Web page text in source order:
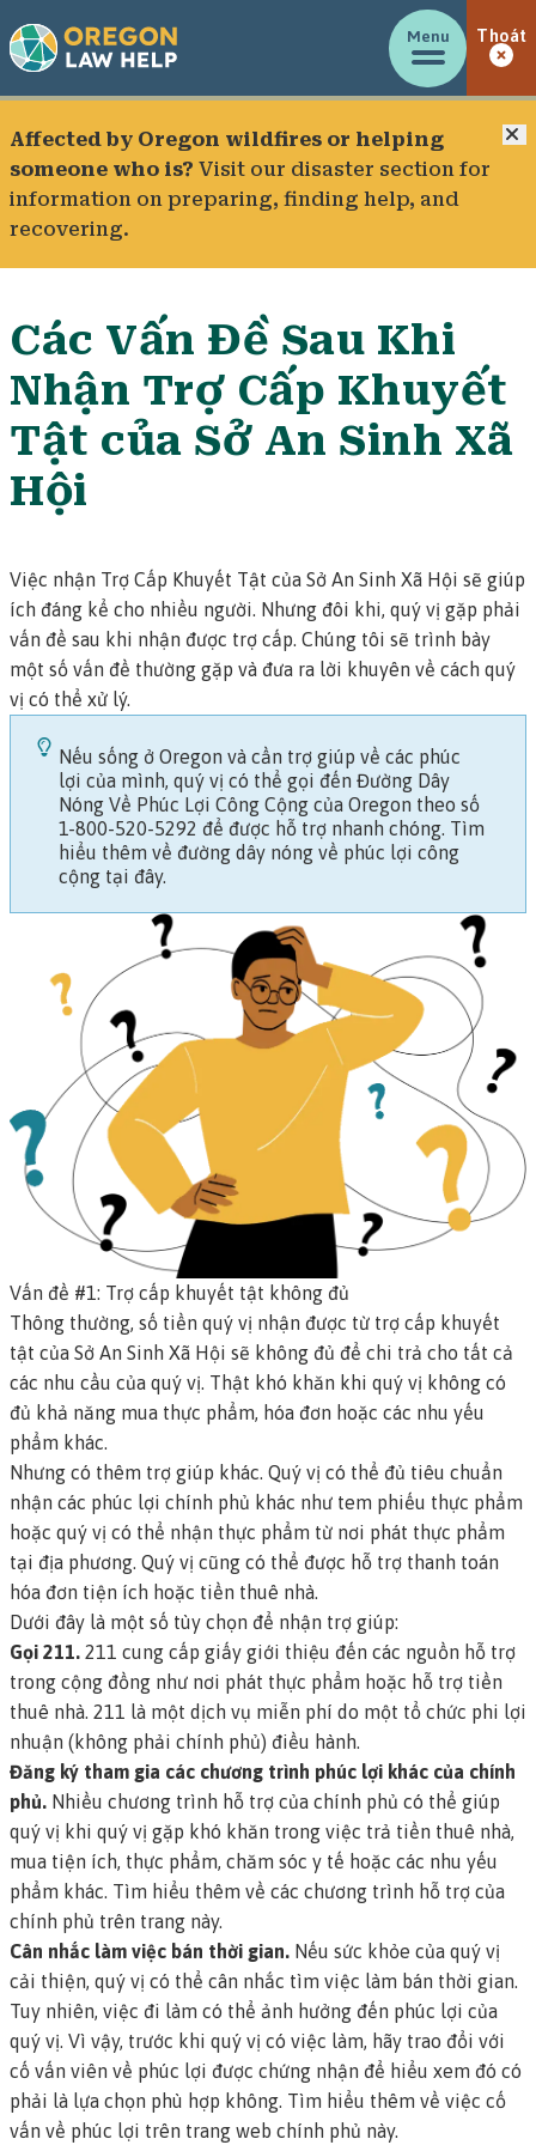
Menu Thoát
Affected by Oregon wildfires or helping
someone who is? Visit our disaster section for
information on preparing, finding help, and
recovering.
Các Vấn Đề Sau Khi
Nhận Trợ Cấp Khuyết
Tật của Sở An Sinh Xã
Hội
Việc nhận Trợ Cấp Khuyết Tật của Sở An Sinh Xã Hội sẽ giúp
ích đáng kể cho nhiều người. Nhưng đôi khi, quý vị gặp phải
vấn đề sau khi nhận được trợ cấp. Chúng tôi sẽ trình bày
một số vấn đề thường gặp và đưa ra lời khuyên về cách quý
vị có thể xử lý.
Nếu sống ở Oregon và cần trợ giúp về các phúc
lợi của mình, quý vị có thể gọi đến Đường Dây
Nóng Về Phúc Lợi Công Cộng của Oregon theo số
1-800-520-5292 để được hỗ trợ nhanh chóng. Tìm
hiểu thêm về đường dây nóng về phúc lợi công
cộng tại đây.
Vấn đề #1: Trợ cấp khuyết tật không đủ
Thông thường, số tiền quý vị nhận được từ trợ cấp khuyết
tật của Sở An Sinh Xã Hội sẽ không đủ để chi trả cho tất cả
các nhu cầu của quý vị. Thật khó khăn khi quý vị không có
đủ khả năng mua thực phẩm, hóa đơn hoặc các nhu yếu
phẩm khác.
Nhưng có thêm trợ giúp khác. Quý vị có thể đủ tiêu chuẩn
nhận các phúc lợi chính phủ khác như tem phiếu thực phẩm
hoặc quý vị có thể nhận thực phẩm từ nơi phát thực phẩm
tại địa phương. Quý vị cũng có thể được hỗ trợ thanh toán
hóa đơn tiện ích hoặc tiền thuê nhà.
Dưới đây là một số tùy chọn để nhận trợ giúp:
Gọi 211. 211 cung cấp giấy giới thiệu đến các nguồn hỗ trợ
trong cộng đồng như nơi phát thực phẩm hoặc hỗ trợ tiền
thuê nhà. 211 là một dịch vụ miễn phí do một tổ chức phi lợi
nhuận (không phải chính phủ) điều hành.
Đăng ký tham gia các chương trình phúc lợi khác của chính
phủ. Nhiều chương trình hỗ trợ của chính phủ có thể giúp
quý vị khi quý vị gặp khó khăn trong việc trả tiền thuê nhà,
mua tiện ích, thực phẩm, chăm sóc y tế hoặc các nhu yếu
phẩm khác. Tìm hiểu thêm về các chương trình hỗ trợ của
chính phủ trên trang này.
Cân nhắc làm việc bán thời gian. Nếu sức khỏe của quý vị
cải thiện, quý vị có thể cân nhắc tìm việc làm bán thời gian.
Tuy nhiên, việc đi làm có thể ảnh hưởng đến phúc lợi của
quý vị. Vì vậy, trước khi quý vị có việc làm, hãy trao đổi với
cố vấn viên về phúc lợi được chứng nhận để hiểu xem đó có
phải là lựa chọn phù hợp không. Tìm hiểu thêm về việc cố
vấn về phúc lợi trên trang web chính phủ này.